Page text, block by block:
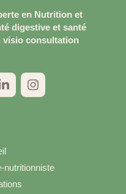
en Nutrition et
digestive et santé
visio consultation
nutritionniste